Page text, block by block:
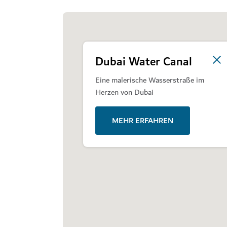
Dubai Water Canal
Eine malerische Wasserstraße im
Herzen von Dubai
MEHR ERFAHREN